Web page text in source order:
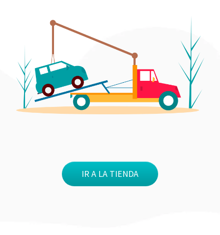
IR A LA TIENDA